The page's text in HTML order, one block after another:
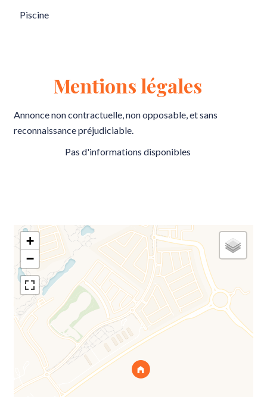
Piscine
Mentions légales
Annonce non contractuelle, non opposable, et sans
reconnaissance préjudiciable.
Pas d'informations disponibles
+
−